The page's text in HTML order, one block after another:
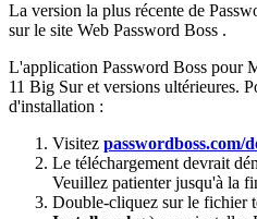
La version la plus récente de
sur le site Web Password Boss .
L'application Password Boss pour
11 Big Sur et versions ultérieures.
d'installation :
Visitez passwordboss.com/
Le téléchargement devrait dé
Veuillez patienter jusqu'à la
Double-cliquez sur le fichier t